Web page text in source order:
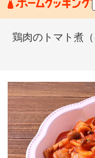
鶏肉のトマト煮